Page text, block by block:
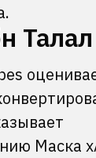
Маска